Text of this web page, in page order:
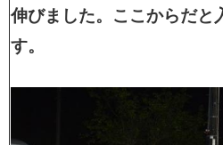
伸びました。ここからだと
す。